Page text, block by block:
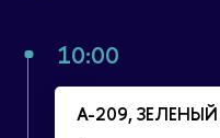
10:00
А-209,